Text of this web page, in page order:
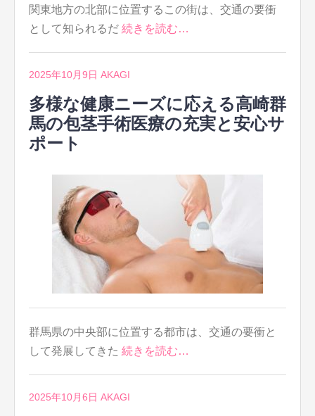
関東地方の北部に位置するこの街は、交通の要衝
として知られるだ 続きを読む…
2025年10月9日 AKAGI
多様な健康ニーズに応える高崎群
馬の包茎手術医療の充実と安心サ
ポート
群馬県の中央部に位置する都市は、交通の要衝と
して発展してきた 続きを読む…
2025年10月6日 AKAGI